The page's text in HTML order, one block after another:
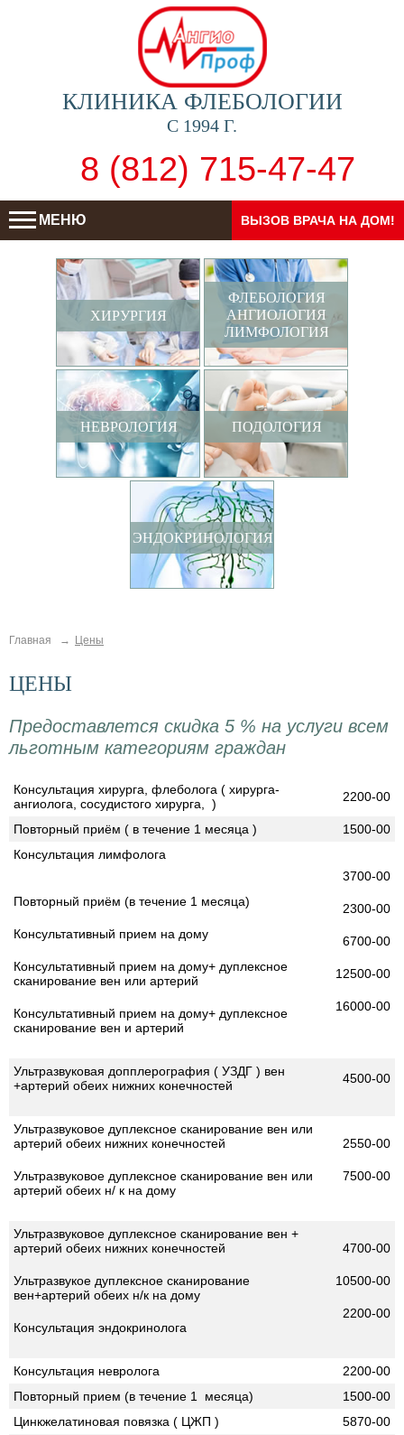
КЛИНИКА ФЛЕБОЛОГИИ
С 1994 Г.
8 (812) 715-47-47
МЕНЮ ВЫЗОВ ВРАЧА НА ДОМ!
ХИРУРГИЯ
ФЛЕБОЛОГИЯ
АНГИОЛОГИЯ
ЛИМФОЛОГИЯ
НЕВРОЛОГИЯ ПОДОЛОГИЯ
ЭНДОКРИНОЛОГИЯ
Главная Цены
ЦЕНЫ
Предоставлется скидка 5 % на услуги всем
льготным категориям граждан
Консультация хирурга, флеболога ( хирурга-
ангиолога, сосудистого хирурга, )
2200-00
Повторный приём ( в течение 1 месяца )
1500-00
Консультация лимфолога
Повторный приём (в течение 1 месяца)
Консультативный прием на дому
Консультативный прием на дому+ дуплексное
сканирование вен или артерий
Консультативный прием на дому+ дуплексное
сканирование вен и артерий
3700-00
2300-00
6700-00
12500-00
16000-00
Ультразвуковая допплерография ( УЗДГ ) вен
+артерий обеих нижних конечностей
4500-00
Ультразвуковое дуплексное сканирование вен или
артерий обеих нижних конечностей
Ультразвуковое дуплексное сканирование вен или
артерий обеих н/ к на дому
2550-00
7500-00
Ультразвуковое дуплексное сканирование вен +
артерий обеих нижних конечностей
Ультразвукое дуплексное сканирование
вен+артерий обеих н/к на дому
Консультация эндокринолога
4700-00
10500-00
2200-00
Консультация невролога
2200-00
Повторный прием (в течение 1 месяца)
1500-00
Цинкжелатиновая повязка ( ЦЖП )
5870-00